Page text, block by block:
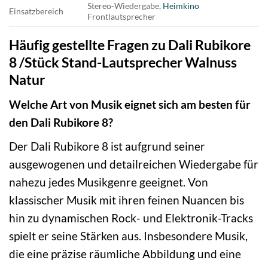
Einsatzbereich
Stereo-Wiedergabe, Heimkino
Frontlautsprecher
Häufig gestellte Fragen zu Dali Rubikore
8 /Stück Stand-Lautsprecher Walnuss
Natur
Welche Art von Musik eignet sich am besten für
den Dali Rubikore 8?
Der Dali Rubikore 8 ist aufgrund seiner
ausgewogenen und detailreichen Wiedergabe für
nahezu jedes Musikgenre geeignet. Von
klassischer Musik mit ihren feinen Nuancen bis
hin zu dynamischen Rock- und Elektronik-Tracks
spielt er seine Stärken aus. Insbesondere Musik,
die eine präzise räumliche Abbildung und eine